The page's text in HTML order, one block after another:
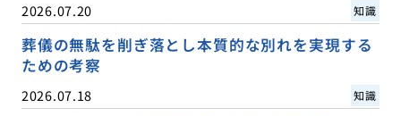
2026.07.20 知識
葬儀の無駄を削ぎ落とし本質的な別れを実現する
ための考察
2026.07.18 知識